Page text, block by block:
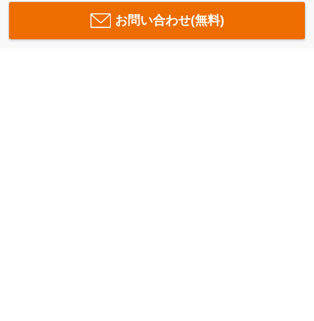
お問い合わせ(無料)